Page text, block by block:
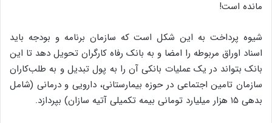
مانده است!
شیوه پرداخت به این شکل است که سازمان برنامه و بودجه باید
اسناد اوراق مربوطه را امضا و به بانک رفاه کارگران تحویل دهد تا این
بانک بتواند در یک عملیات بانکی آن را به پول تبدیل و به طلب‌کاران
سازمان تامین اجتماعی در حوزه بیمارستانی، دارویی و درمانی (شامل
بدهی ۱۵ هزار میلیارد تومانی بیمه تکمیلی آتیه سازان) بپردازد.